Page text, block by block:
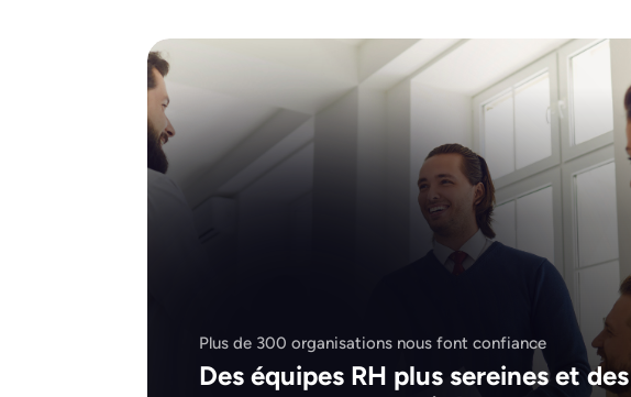
Plus de 300 organisations nous font confiance
Des équipes RH plus sereines et des